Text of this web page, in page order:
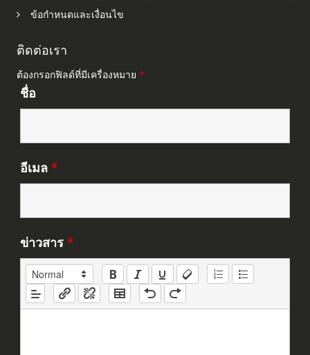
ข้อกำหนดและเงื่อนไข
ติดต่อเรา
ต้องกรอกฟิลด์ที่มีเครื่องหมาย *
ชื่อ
อีเมล *
ข่าวสาร *